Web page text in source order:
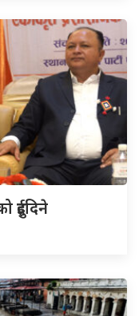
दुईदिने